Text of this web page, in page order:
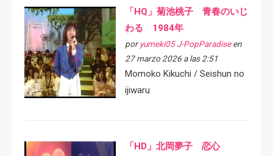
「HQ」菊池桃子 青春のいじ
わる 1984年
por yumeki05 J-PopParadiseen
27 marzo 2026 a las 2:51
Momoko Kikuchi / Seishun no
ijiwaru
「HD」北岡夢子 恋心